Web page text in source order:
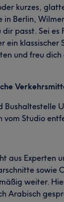
kurzes,
in Berlin,
passt. Sei es
ein klassischer
und freu dich
Bushaltestelle
vom Studio
aus Experten
sowie
weiter.
Arabisch